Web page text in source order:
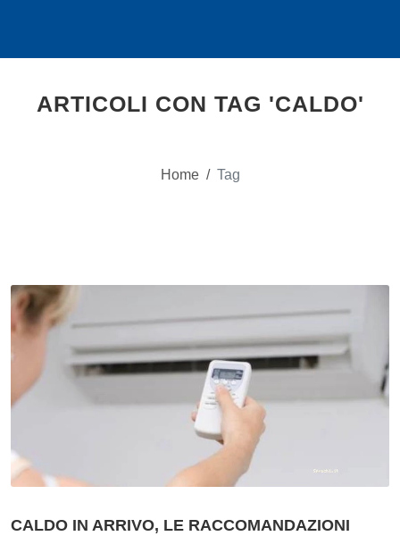
ARTICOLI CON TAG 'CALDO'
Home / Tag
CALDO IN ARRIVO, LE RACCOMANDAZIONI